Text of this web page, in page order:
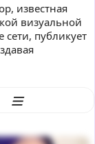
известная
визуальной
публикует